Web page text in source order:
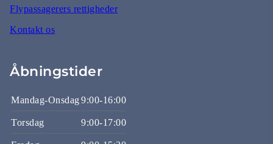
Flypassagerers rettigheder
Kontakt os
Åbningstider
Mandag-Onsdag9:00-16:00
Torsdag 9:00-17:00